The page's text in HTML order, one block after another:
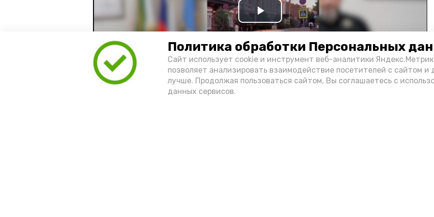
Политика обработки Персональных
Сайт использует cookie и инструмент веб-аналитики
позволяет анализировать взаимодействие посетителей с сайтом и
лучше. Продолжая пользоваться сайтом, Вы соглашаетесь с
данных сервисов.
Play
Video